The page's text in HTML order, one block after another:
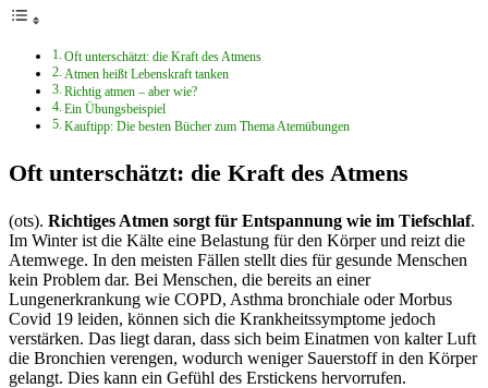
Oft unterschätzt: die Kraft des Atmens
Atmen heißt Lebenskraft tanken
Richtig atmen – aber wie?
Ein Übungsbeispiel
Kauftipp: Die besten Bücher zum Thema Atemübungen
Oft unterschätzt: die Kraft des Atmens
(ots). Richtiges Atmen sorgt für Entspannung wie im Tiefschlaf.
Im Winter ist die Kälte eine Belastung für den Körper und reizt die
Atemwege. In den meisten Fällen stellt dies für gesunde Menschen
kein Problem dar. Bei Menschen, die bereits an einer
Lungenerkrankung wie COPD, Asthma bronchiale oder Morbus
Covid 19 leiden, können sich die Krankheitssymptome jedoch
verstärken. Das liegt daran, dass sich beim Einatmen von kalter Luft
die Bronchien verengen, wodurch weniger Sauerstoff in den Körper
gelangt. Dies kann ein Gefühl des Erstickens hervorrufen.